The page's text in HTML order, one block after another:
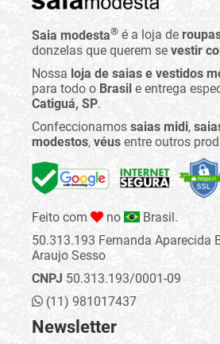
Saia modesta® é a loja de
donzelas que querem se vestir
Nossa loja de saias e vestidos
para todo o Brasil e entrega
Catiguá, SP.
Confeccionamos saias midi,
modestos, véus entre outros
Feito com no
Brasil.
50.313.193 Fernanda Aparecida
Araujo Sesso
CNPJ 50.313.193/0001-09
(11) 981017437
Newsletter